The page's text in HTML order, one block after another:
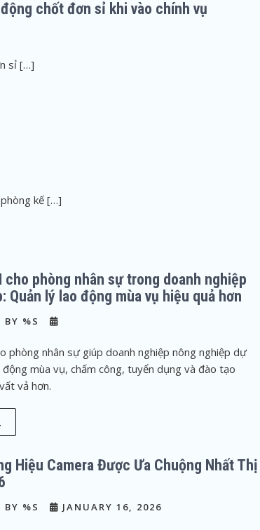
chốt đơn sỉ khi vào chính vụ
sỉ […]
kế […]
cho phòng nhân sự trong doanh nghiệp
Quản lý lao động mùa vụ hiệu quả hơn
BY %S
phòng nhân sự giúp doanh nghiệp nông nghiệp dự
động mùa vụ, chấm công, tuyển dụng và đào tạo
vả hơn.
Hiệu Camera Được Ưa Chuộng Nhất Thị
BY %S JANUARY 16, 2026